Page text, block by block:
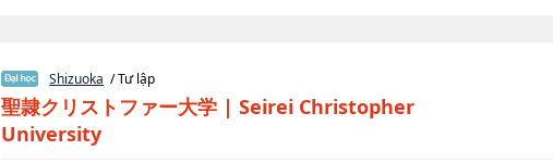
Shizuoka / Tư lập
聖隷クリストファー大学 | Seirei Christopher
University